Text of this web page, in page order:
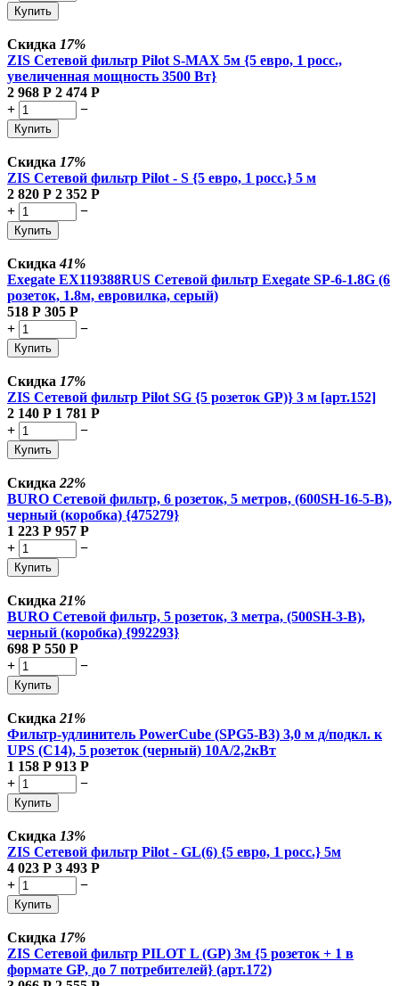
Купить
Скидка 17%
ZIS Сетевой фильтр Pilot S-MAX 5м {5 евро, 1 росс.,
увеличенная мощность 3500 Вт}
2 968 Р 2 474 Р
+
−
Купить
Скидка 17%
ZIS Сетевой фильтр Pilot - S {5 евро, 1 росс.} 5 м
2 820 Р 2 352 Р
+
−
Купить
Скидка41%
Exegate EX119388RUS Сетевой фильтр Exegate SP-6-1.8G (6
розеток, 1.8м, евровилка, серый)
518 Р 305 Р
+
−
Купить
Скидка 17%
ZIS Сетевой фильтр Pilot SG {5 розеток GP)} 3 м [арт.152]
2 140 Р 1 781 Р
+
−
Купить
Скидка 22%
BURO Сетевой фильтр, 6 розеток, 5 метров, (600SH-16-5-B),
черный (коробка) {475279}
1 223 Р 957 Р
+
−
Купить
Скидка 21%
BURO Сетевой фильтр, 5 розеток, 3 метра, (500SH-3-B),
черный (коробка) {992293}
698 Р 550 Р
+
−
Купить
Скидка 21%
Фильтр-удлинитель PowerCube (SPG5-В3) 3,0 м д/подкл. к
UPS (C14), 5 розеток (черный) 10А/2,2кВт
1 158 Р 913 Р
+
−
Купить
Скидка 13%
ZIS Сетевой фильтр Pilot - GL(6) {5 евро, 1 росс.} 5м
4 023 Р 3 493 Р
+
−
Купить
Скидка 17%
ZIS Сетевой фильтр PILOT L (GP) 3м {5 розеток + 1 в
формате GP, до 7 потребителей} (арт.172)